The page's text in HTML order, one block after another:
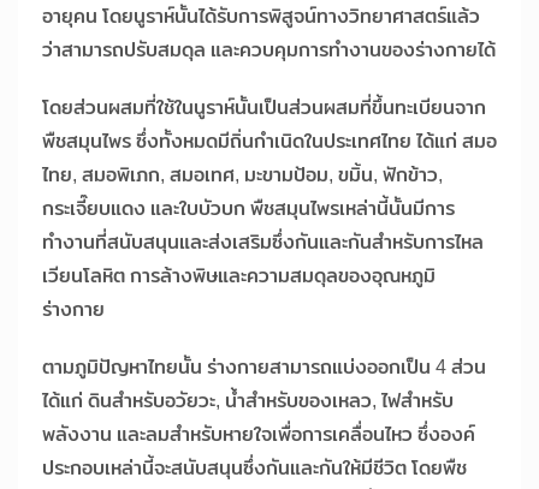
อายุคน โดยนูราห์นั้นได้รับการพิสูจน์ทางวิทยาศาสตร์แล้ว
ว่าสามารถปรับสมดุล และควบคุมการทำงานของร่างกายได้
โดยส่วนผสมที่ใช้ในนูราห์นั้นเป็นส่วนผสมที่ขึ้นทะเบียนจาก
พืชสมุนไพร ซึ่งทั้งหมดมีถิ่นกำเนิดในประเทศไทย ได้แก่ สมอ
ไทย, สมอพิเภก, สมอเทศ, มะขามป้อม, ขมิ้น, ฟักข้าว,
กระเจี๊ยบแดง และใบบัวบก พืชสมุนไพรเหล่านี้นั้นมีการ
ทำงานที่สนับสนุนและส่งเสริมซึ่งกันและกันสำหรับการไหล
เวียนโลหิต การล้างพิษและความสมดุลของอุณหภูมิ
ร่างกาย
ตามภูมิปัญหาไทยนั้น ร่างกายสามารถแบ่งออกเป็น 4 ส่วน
ได้แก่ ดินสำหรับอวัยวะ, น้ำสำหรับของเหลว, ไฟสำหรับ
พลังงาน และลมสำหรับหายใจเพื่อการเคลื่อนไหว ซึ่งองค์
ประกอบเหล่านี้จะสนับสนุนซึ่งกันและกันให้มีชีวิต โดยพืช